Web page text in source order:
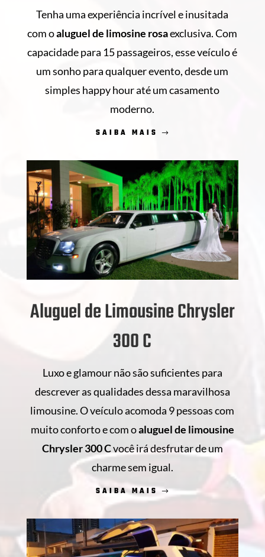
Tenha uma experiência incrível e inusitada
com oaluguel de limosine rosaexclusiva. Com
capacidade para 15 passageiros, esse veículo é
um sonho para qualquer evento, desde um
simples happy hour até um casamento
moderno.
SAIBA MAIS
Aluguel de Limousine Chrysler
300 C
Luxo e glamour não são suficientes para
descrever as qualidades dessa maravilhosa
limousine. O veículo acomoda 9 pessoas com
muito conforto e com oaluguel de limousine
Chrysler 300 Cvocê irá desfrutar de um
charme sem igual.
SAIBA MAIS